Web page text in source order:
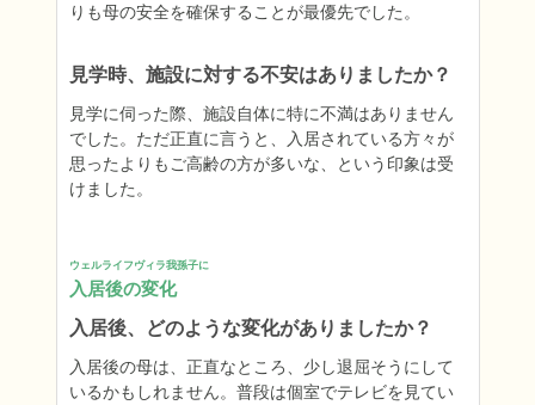
りも母の安全を確保することが最優先でした。
見学時、施設に対する不安はありましたか？
見学に伺った際、施設自体に特に不満はありません
でした。ただ正直に言うと、入居されている方々が
思ったよりもご高齢の方が多いな、という印象は受
けました。
ウェルライフヴィラ我孫子に
入居後の変化
入居後、どのような変化がありましたか？
入居後の母は、正直なところ、少し退屈そうにして
いるかもしれません。普段は個室でテレビを見てい